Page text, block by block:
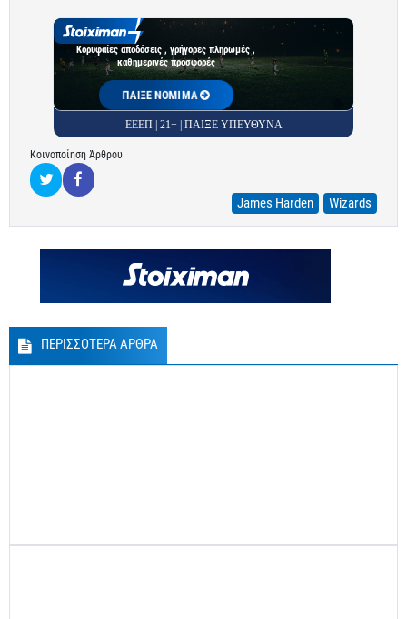
Κορυφαίες αποδόσεις , γρήγορες πληρωμές ,
καθημερινές προσφορές
ΠΑΙΞΕ ΝΟΜΙΜΑ
ΕΕΕΠ | 21+ | ΠΑΙΞΕ ΥΠΕΥΘΥΝΑ
Κοινοποίηση Άρθρου
James Harden Wizards
ΠΕΡΙΣΣΟΤΕΡΑ ΑΡΘΡΑ